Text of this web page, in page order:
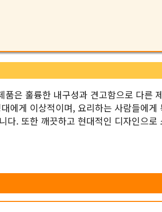
은 훌륭한 내구성과 견고함으로 다른
에게 이상적이며, 요리하는 사람들에게
다. 또한 깨끗하고 현대적인 디자인으로